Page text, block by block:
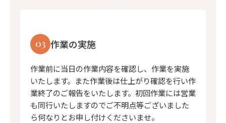
03 作業の実施
作業前に当日の作業内容を確認し、作業を実施
いたします。また作業後は仕上がり確認を行い作
業終了のご報告をいたします。初回作業には営業
も同行いたしますのでご不明点等ございました
ら何なりとお申し付けくださいませ。